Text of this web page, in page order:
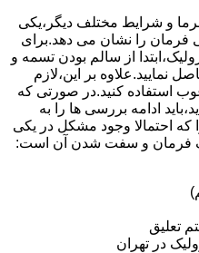
و شرایط مختلف دیگر،یکی
فرمان را نشان می دهد.برای
از سالم بودن تسمه و
بر این،لازم
استفاده کنید.در صورتی که
ادامه بررسی ها را به
که احتمالا وجود مشکل در یکی
فرمان و سفت شدن آن است:
تعلیق
در تهران